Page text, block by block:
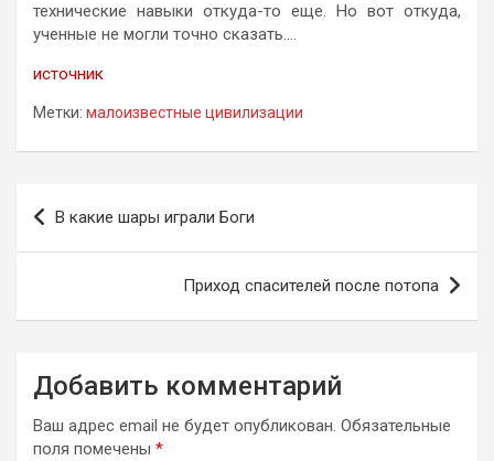
технические навыки откуда-то еще. Но вот откуда,
ученные не могли точно сказать….
источник
Метки: малоизвестные цивилизации
Навигация
по
В какие шары играли Боги
Приход спасителей после потопа
Добавить комментарий
Ваш адрес email не будет опубликован. Обязательные
поля помечены *